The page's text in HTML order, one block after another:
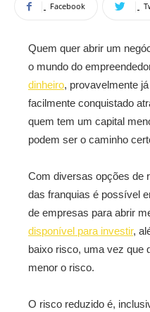
Facebook
Quem quer abrir um
o mundo do
dinheiro, provavelmente
facilmente conquistado
quem tem um capital
podem ser o caminho
Com diversas opções de
das franquias é possível
de empresas para abrir
disponível para investir,
baixo risco, uma vez que
menor o risco.
O risco reduzido é,